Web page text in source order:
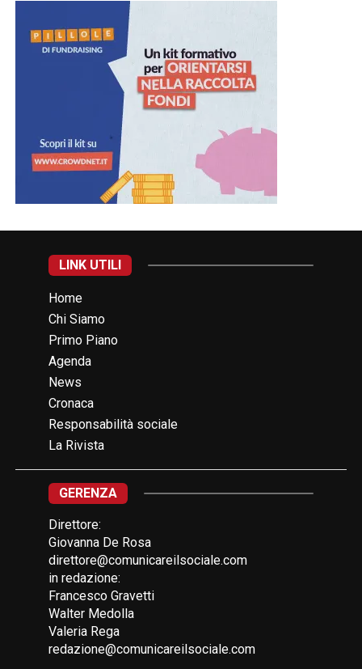
LINK UTILI
Home
Chi Siamo
Primo Piano
Agenda
News
Cronaca
Responsabilità sociale
La Rivista
GERENZA
Direttore:
Giovanna De Rosa
direttore@comunicareilsociale.com
in redazione:
Francesco Gravetti
Walter Medolla
Valeria Rega
redazione@comunicareilsociale.com